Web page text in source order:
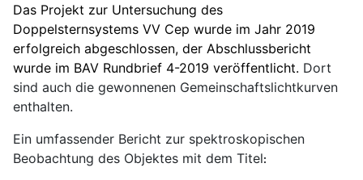
Das Projekt zur Untersuchung des
Doppelsternsystems VV Cep wurde im Jahr 2019
erfolgreich abgeschlossen, der Abschlussbericht
wurde im BAV Rundbrief 4-2019 veröffentlicht. Dort
sind auch die gewonnenen Gemeinschaftslichtkurven
enthalten.
Ein umfassender Bericht zur spektroskopischen
Beobachtung des Objektes mit dem Titel: